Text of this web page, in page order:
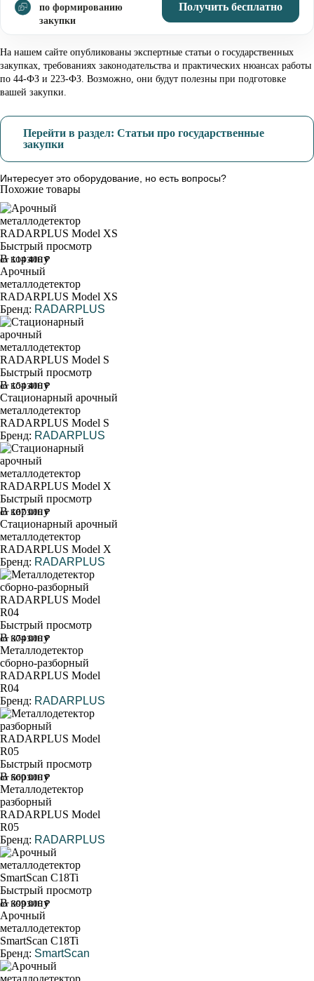
по формированию
закупки
Получить бесплатно
На нашем сайте опубликованы экспертные статьи о государственных
закупках, требованиях законодательства и практических нюансах работы
по 44-ФЗ и 223-ФЗ. Возможно, они будут полезны при подготовке
вашей закупки.
Перейти в раздел: Статьи про государственные
закупки
Интересует это оборудование, но есть вопросы?
Похожие товары
Быстрый просмотр
В корзину
от 114 400 ₽
Арочный
металлодетектор
RADARPLUS Model XS
Бренд: RADARPLUS
Быстрый просмотр
В корзину
от 154 400 ₽
Стационарный арочный
металлодетектор
RADARPLUS Model S
Бренд: RADARPLUS
Быстрый просмотр
В корзину
от 187 000 ₽
Стационарный арочный
металлодетектор
RADARPLUS Model X
Бренд: RADARPLUS
Быстрый просмотр
В корзину
от 374 000 ₽
Металлодетектор
сборно-разборный
RADARPLUS Model
R04
Бренд: RADARPLUS
Быстрый просмотр
В корзину
от 560 000 ₽
Металлодетектор
разборный
RADARPLUS Model
R05
Бренд: RADARPLUS
Быстрый просмотр
В корзину
от 399 000 ₽
Арочный
металлодетектор
SmartScan C18Ti
Бренд: SmartScan